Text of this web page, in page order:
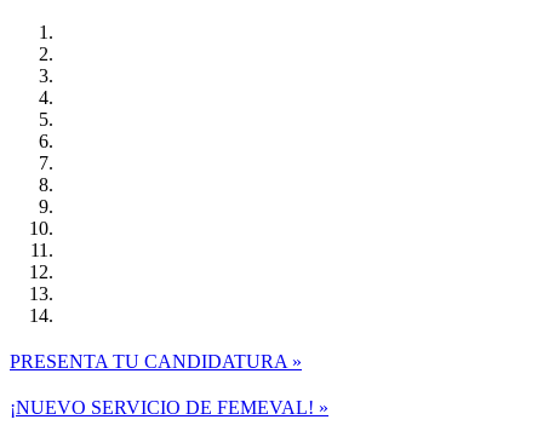
PRESENTA TU CANDIDATURA »
¡NUEVO SERVICIO DE FEMEVAL! »